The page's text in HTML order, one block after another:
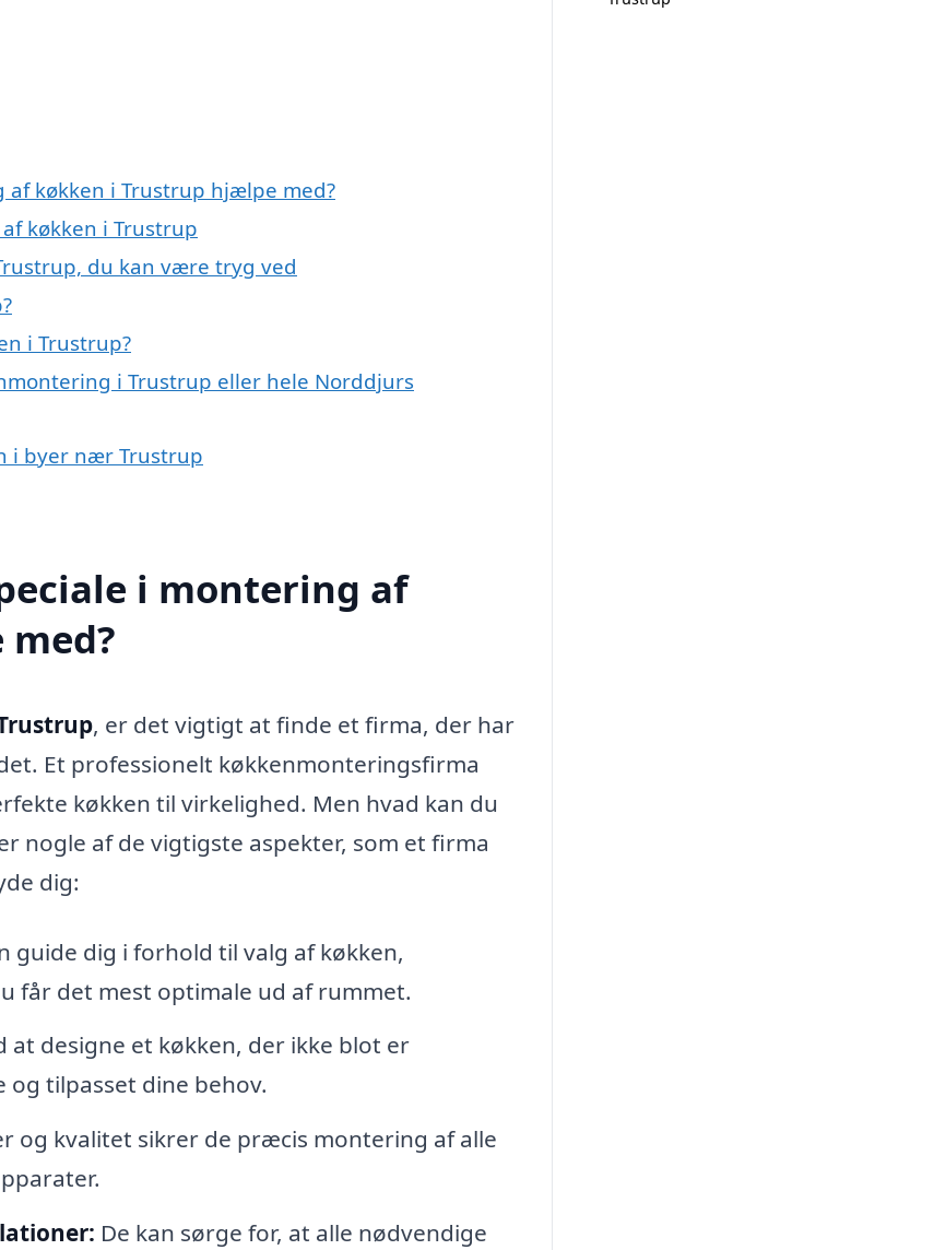
køkken i Trustrup hjælpe med?
køkken i Trustrup
du kan være tryg ved
i Trustrup?
i Trustrup eller hele Norddjurs
i byer nær Trustrup
i montering af
, er det vigtigt at finde et firma, der har
Et professionelt køkkenmonteringsfirma
køkken til virkelighed. Men hvad kan du
nogle af de vigtigste aspekter, som et firma
dig:
guide dig i forhold til valg af køkken,
får det mest optimale ud af rummet.
at designe et køkken, der ikke blot er
tilpasset dine behov.
og kvalitet sikrer de præcis montering af alle
De kan sørge for, at alle nødvendige